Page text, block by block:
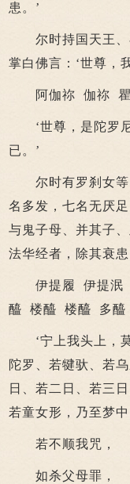
患。’
尔时持国天王、
掌白佛言：‘世尊，
阿伽祢 伽祢 瞿
‘世尊，是陀罗尼
已。’
尔时有罗刹女等
名多发，七名无厌
与鬼子母、并其子
法华经者，除其衰
伊提履 伊提泯
醯 楼醯 楼醯 多
‘宁上我头上，莫
陀罗、若犍驮、若
日、若二日、若三
若童女形，乃至梦
若不顺我咒，
如杀父母罪，